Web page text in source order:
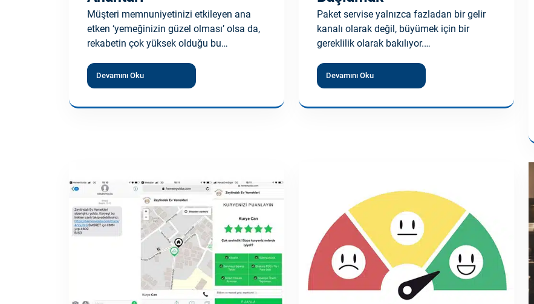
Müşteri memnuniyetinizi etkileyen ana
etken ‘yemeğinizin güzel olması’ olsa da,
rekabetin çok yüksek olduğu bu…
Devamını Oku
Paket servise yalnızca fazladan bir gelir
kanalı olarak değil, büyümek için bir
gereklilik olarak bakılıyor.…
Devamını Oku